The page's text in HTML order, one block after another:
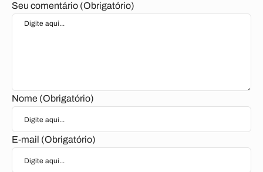
Seu comentário (Obrigatório)
Nome (Obrigatório)
E-mail (Obrigatório)